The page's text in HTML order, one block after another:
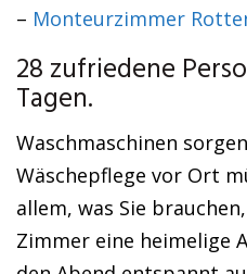
– Monteurzimmer
28 zufriedene
Tagen.
Waschmaschinen
Wäschepflege vor Ort
allem, was Sie
Zimmer eine heimelige